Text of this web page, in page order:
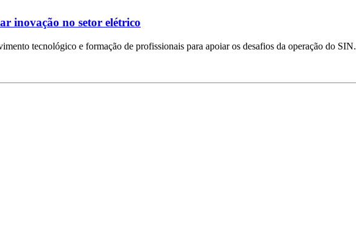
inovação no setor elétrico
tecnológico e formação de profissionais para apoiar os desafios da operação do SIN.